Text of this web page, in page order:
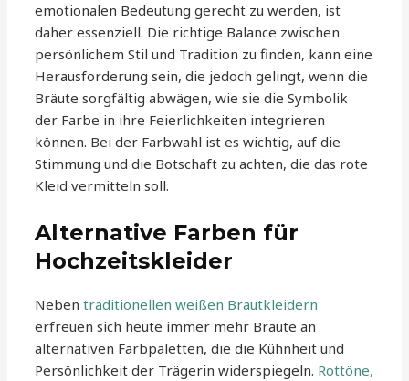
emotionalen Bedeutung gerecht zu werden, ist
daher essenziell. Die richtige Balance zwischen
persönlichem Stil und Tradition zu finden, kann eine
Herausforderung sein, die jedoch gelingt, wenn die
Bräute sorgfältig abwägen, wie sie die Symbolik
der Farbe in ihre Feierlichkeiten integrieren
können. Bei der Farbwahl ist es wichtig, auf die
Stimmung und die Botschaft zu achten, die das rote
Kleid vermitteln soll.
Alternative Farben für
Hochzeitskleider
Nebentraditionellen weißen Brautkleidern
erfreuen sich heute immer mehr Bräute an
alternativen Farbpaletten, die die Kühnheit und
Persönlichkeit der Trägerin widerspiegeln. Rottöne,